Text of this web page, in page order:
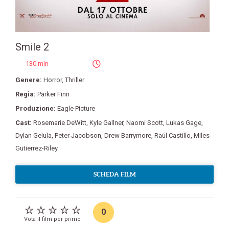
Smile 2
130 min
Genere: Horror,Thriller
Regia: Parker Finn
Produzione: Eagle Picture
Cast: Rosemarie DeWitt, Kyle Gallner, Naomi Scott, Lukas Gage,
Dylan Gelula, Peter Jacobson, Drew Barrymore, Raúl Castillo, Miles
Gutierrez-Riley
SCHEDA FILM
Vota il film per primo
0